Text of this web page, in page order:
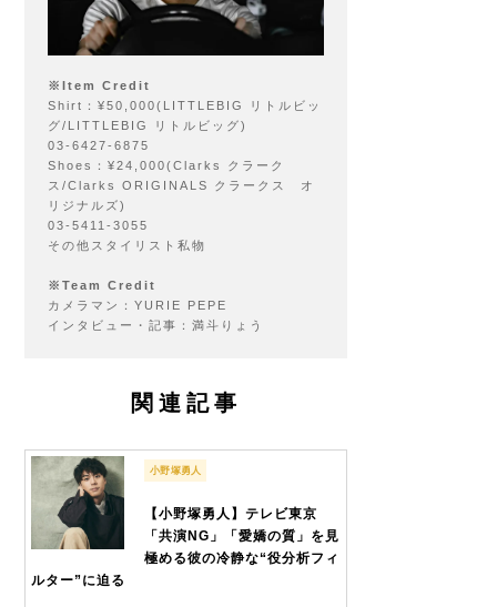
※Item Credit
Shirt：¥50,000(LITTLEBIG リトルビッ
グ/LITTLEBIG リトルビッグ)
03-6427-6875
Shoes：¥24,000(Clarks クラーク
ス/Clarks ORIGINALS クラークス オ
リジナルズ)
03-5411-3055
その他スタイリスト私物
※Team Credit
カメラマン：YURIE PEPE
インタビュー・記事：満斗りょう
関連記事
小野塚勇人
【小野塚勇人】テレビ東京
「共演NG」「愛嬌の質」を見
極める彼の冷静な“役分析フィ
ルター”に迫る